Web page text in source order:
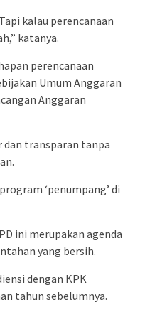
kalau perencanaan
katanya.
perencanaan
Umum Anggaran
Anggaran
dan transparan tanpa
‘penumpang’ di
ini merupakan agenda
yang bersih.
dengan KPK
tahun sebelumnya.